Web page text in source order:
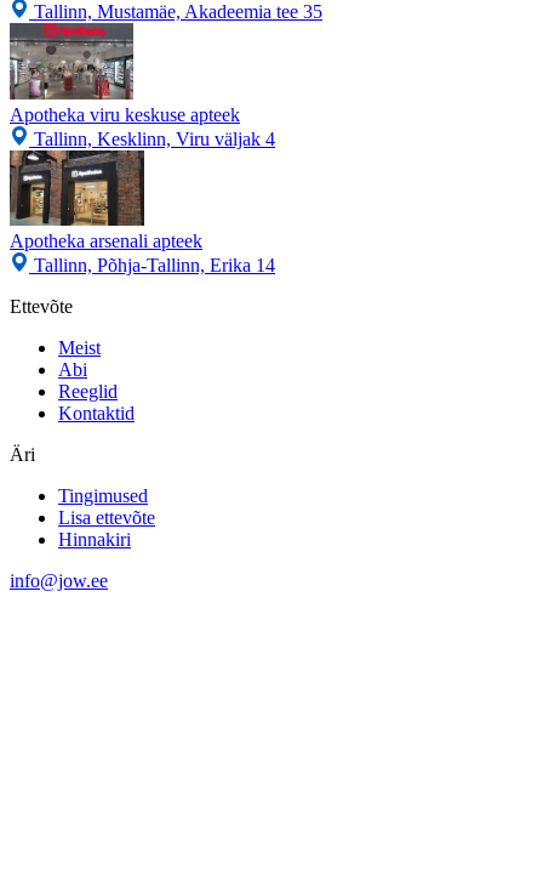
Tallinn, Mustamäe, Akadeemia tee 35
Apotheka viru keskuse apteek
Tallinn, Kesklinn, Viru väljak 4
Apotheka arsenali apteek
Tallinn, Põhja-Tallinn, Erika 14
Ettevõte
Meist
Abi
Reeglid
Kontaktid
Äri
Tingimused
Lisa ettevõte
Hinnakiri
info@jow.ee